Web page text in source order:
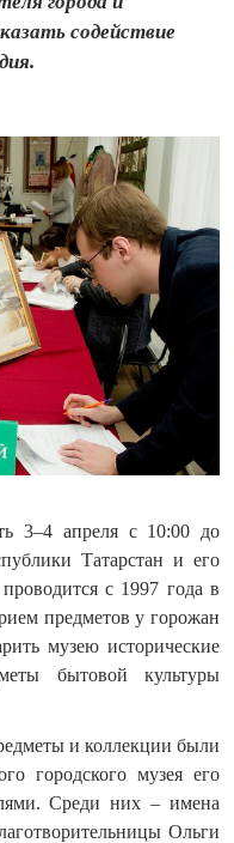
содействие
3–4 апреля с 10:00 до
Татарстан и его
с 1997 года в
предметов у горожан
музею исторические
бытовой культуры
и коллекции были
городского музея его
Среди них – имена
Ольги